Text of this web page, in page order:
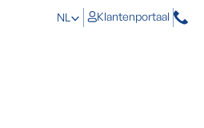
NL Klantenportaal